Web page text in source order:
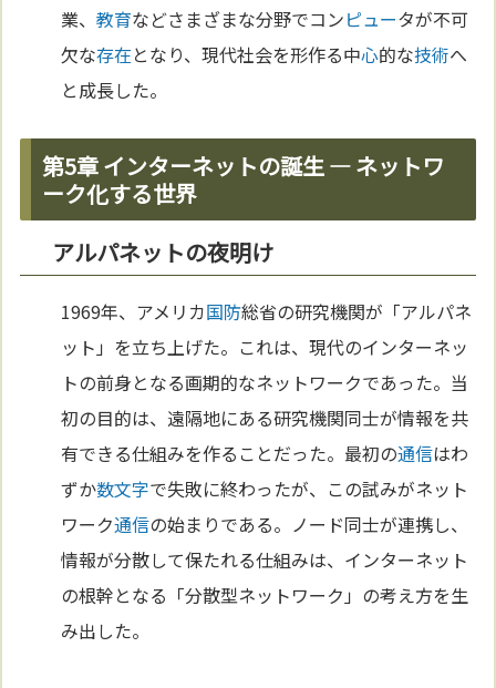
業、教育などさまざまな分野でコンピュータが不可
欠な存在となり、現代社会を形作る中心的な技術へ
と成長した。
第5章 インターネットの誕生 — ネットワ
ーク化する世界
アルパネットの夜明け
1969年、アメリカ国防総省の研究機関が「アルパネ
ット」を立ち上げた。これは、現代のインターネッ
トの前身となる画期的なネットワークであった。当
初の目的は、遠隔地にある研究機関同士が情報を共
有できる仕組みを作ることだった。最初の通信はわ
ずか数文字で失敗に終わったが、この試みがネット
ワーク通信の始まりである。ノード同士が連携し、
情報が分散して保たれる仕組みは、インターネット
の根幹となる「分散型ネットワーク」の考え方を生
み出した。